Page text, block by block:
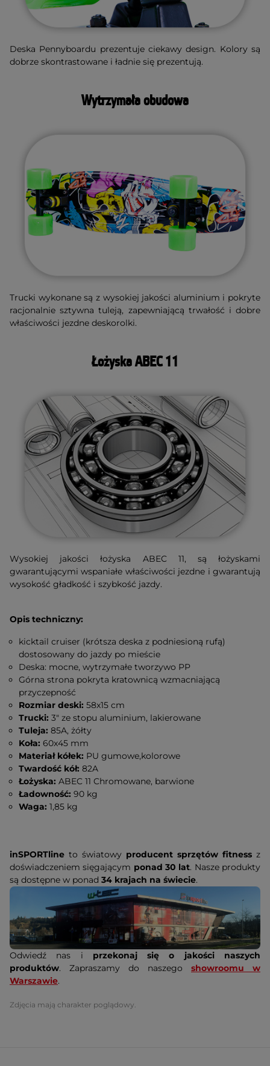
Deska Pennyboardu prezentuje ciekawy design. Kolory są
dobrze skontrastowane i ładnie się prezentują.
Wytrzymała obudowa
Trucki wykonane są z wysokiej jakości aluminium i pokryte
racjonalnie sztywna tuleją, zapewniającą trwałość i dobre
właściwości jezdne deskorolki.
Łożyska ABEC 11
Wysokiej jakości łożyska ABEC 11, są łożyskami
gwarantującymi wspaniałe właściwości jezdne i gwarantują
wysokość gładkość i szybkość jazdy.
Opis techniczny:
kicktail cruiser (krótsza deska z podniesioną rufą)
dostosowany do jazdy po mieście
Deska: mocne, wytrzymałe tworzywo PP
Górna strona pokryta kratownicą wzmacniającą
przyczepność
Rozmiar deski: 58x15 cm
Trucki: 3" ze stopu aluminium, lakierowane
Tuleja: 85A, żółty
Koła: 60x45 mm
Materiał kółek: PU gumowe,kolorowe
Twardość kół:82A
Łożyska: ABEC 11 Chromowane, barwione
Ładowność: 90 kg
Waga: 1,85 kg
inSPORTline to światowy producent sprzętów fitness z
doświadczeniem sięgającym ponad 30 lat. Nasze produkty
są dostępne w ponad 34 krajach na świecie.
Odwiedź nas i przekonaj się o jakości naszych
produktów. Zapraszamy do naszego showroomu w
Warszawie.
Zdjęcia mają charakter poglądowy.